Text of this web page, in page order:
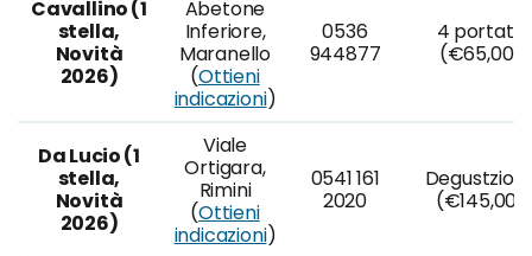
Cavallino (1
stella,
Novità
2026)
Abetone
Inferiore,
Maranello
(Ottieni
indicazioni)
0536
944877
4 portate
(€65,00)
Da Lucio (1
stella,
Novità
2026)
Viale
Ortigara,
Rimini
(Ottieni
indicazioni)
0541 161
2020
(€145,00)